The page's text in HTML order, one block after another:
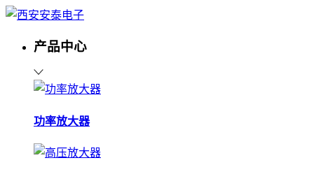
产品中心
功率放大器